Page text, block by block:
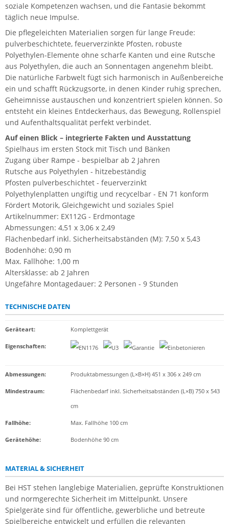
soziale Kompetenzen wachsen, und die Fantasie bekommt
täglich neue Impulse.
Die pflegeleichten Materialien sorgen für lange Freude:
pulverbeschichtete, feuerverzinkte Pfosten, robuste
Polyethylen-Elemente ohne scharfe Kanten und eine Rutsche
aus Polyethylen, die auch an Sonnentagen angenehm bleibt.
Die natürliche Farbwelt fügt sich harmonisch in Außenbereiche
ein und schafft Rückzugsorte, in denen Kinder ruhig sprechen,
Geheimnisse austauschen und konzentriert spielen können. So
entsteht ein kleines Entdeckerhaus, das Bewegung, Rollenspiel
und Aufenthaltsqualität perfekt verbindet.
Auf einen Blick – integrierte Fakten und Ausstattung
Spielhaus im ersten Stock mit Tisch und Bänken
Zugang über Rampe - bespielbar ab 2 Jahren
Rutsche aus Polyethylen - hitzebeständig
Pfosten pulverbeschichtet - feuerverzinkt
Polyethylenplatten ungiftig und recycelbar - EN 71 konform
Fördert Motorik, Gleichgewicht und soziales Spiel
Artikelnummer: EX112G - Erdmontage
Abmessungen: 4,51 x 3,06 x 2,49
Flächenbedarf inkl. Sicherheitsabständen (M): 7,50 x 5,43
Bodenhöhe: 0,90 m
Max. Fallhöhe: 1,00 m
Altersklasse: ab 2 Jahren
Ungefähre Montagedauer: 2 Personen - 9 Stunden
TECHNISCHE DATEN
Geräteart: Komplettgerät
Eigenschaften:
Abmessungen: Produktabmessungen (L×B×H) 451 x 306 x 249 cm
Mindestraum:
Flächenbedarf inkl. Sicherheitsabständen (L×B) 750 x 543
cm
Fallhöhe: Max. Fallhöhe 100 cm
Gerätehöhe: Bodenhöhe 90 cm
MATERIAL & SICHERHEIT
Bei HST stehen langlebige Materialien, geprüfte Konstruktionen
und normgerechte Sicherheit im Mittelpunkt. Unsere
Spielgeräte sind für öffentliche, gewerbliche und betreute
Spielbereiche entwickelt und erfüllen die relevanten